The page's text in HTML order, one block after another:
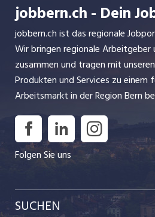
jobbern.ch - Dein
jobbern.ch ist das regionale
Wir bringen regionale
zusammen und tragen mit
Produkten und Services zu einem
Arbeitsmarkt in der Region Bern
Folgen Sie uns
SUCHEN